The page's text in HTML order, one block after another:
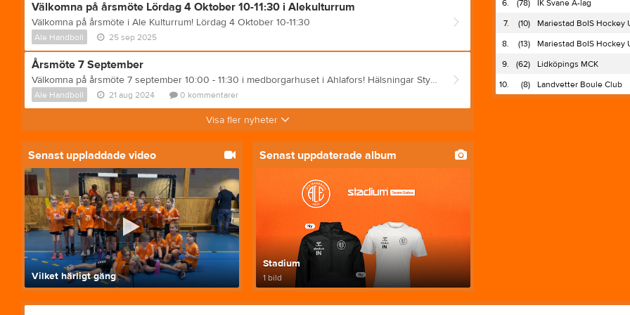
Välkomna på årsmöte Lördag 4 Oktober 10-11:30 i Alekulturrum
Välkomna på årsmöte i Ale Kulturrum! Lördag 4 Oktober 10-11:30
Ale Handboll 25 sep 2025
Årsmöte 7 September
Välkomna på årsmöte 7 september 10:00 - 11:30 i medborgarhuset i Ahlafors! Hälsningar Styrelsen
Ale Handboll 21 aug 2024 0 kommentarer
Visa fler nyheter
Senast uppladdade video
Vilket härligt gäng
Senast uppdaterade album
Stadium
1 bild
6.
(78)
IK Svane A-lag
7.
(10)
Mariestad BoIS Hockey
8.
(13)
Mariestad BoIS Hockey
9.
(62)
Lidköpings MCK
10.
(8) Landvetter Boule Club